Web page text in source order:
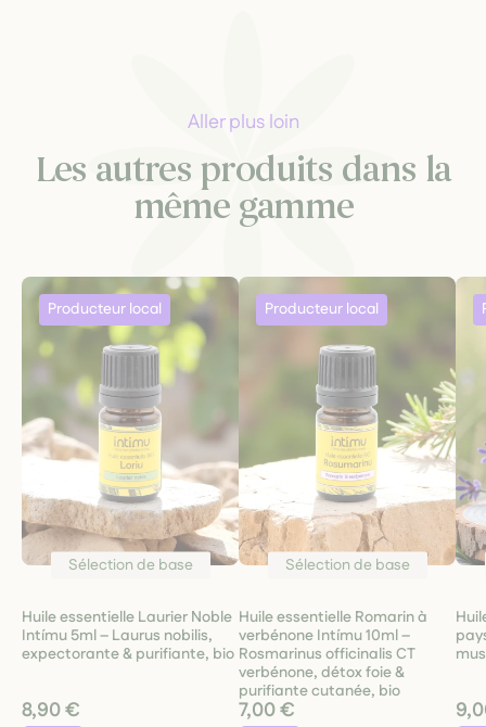
Aller plus loin
Les autres produits dans la
même gamme
Sélection de base
Huile essentielle Laurier Noble
Intímu 5ml – Laurus nobilis,
expectorante & purifiante, bio
8,90 €
Sélection de base
Huile essentielle Romarin à
verbénone Intímu 10ml –
Rosmarinus officinalis CT
verbénone, détox foie &
purifiante cutanée, bio
7,00 €